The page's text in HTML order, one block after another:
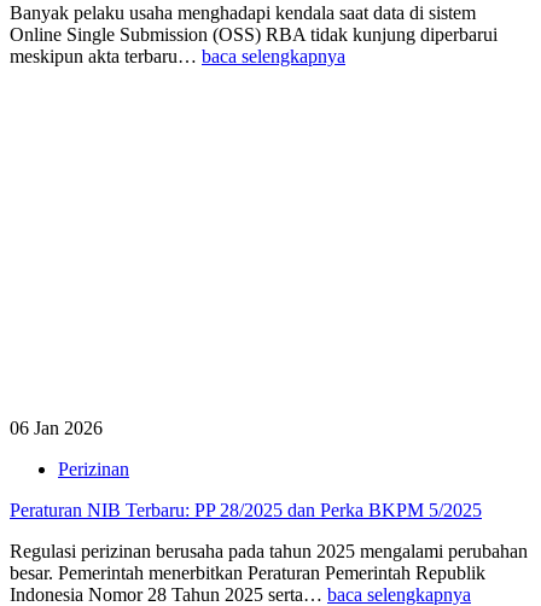
Banyak pelaku usaha menghadapi kendala saat data di sistem
Online Single Submission (OSS) RBA tidak kunjung diperbarui
meskipun akta terbaru… baca selengkapnya
06 Jan 2026
Perizinan
Peraturan NIB Terbaru: PP 28/2025 dan Perka BKPM 5/2025
Regulasi perizinan berusaha pada tahun 2025 mengalami perubahan
besar. Pemerintah menerbitkan Peraturan Pemerintah Republik
Indonesia Nomor 28 Tahun 2025 serta… baca selengkapnya